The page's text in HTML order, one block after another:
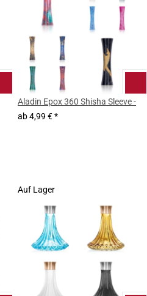
Aladin Epox 360 Shisha Sleeve -
ab4,99 €*
Auf Lager